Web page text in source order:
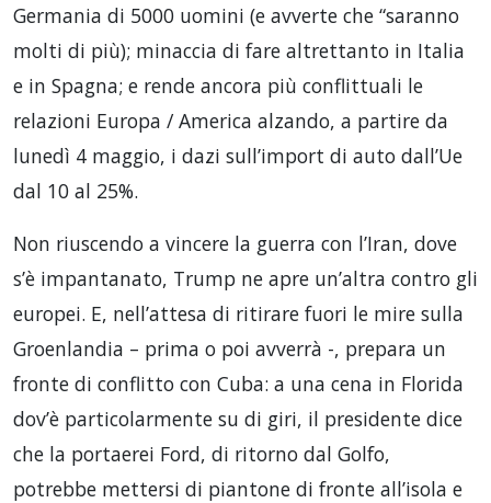
Germania di 5000 uomini (e avverte che “saranno
molti di più); minaccia di fare altrettanto in Italia
e in Spagna; e rende ancora più conflittuali le
relazioni Europa / America alzando, a partire da
lunedì 4 maggio, i dazi sull’import di auto dall’Ue
dal 10 al 25%.
Non riuscendo a vincere la guerra con l’Iran, dove
s’è impantanato, Trump ne apre un’altra contro gli
europei. E, nell’attesa di ritirare fuori le mire sulla
Groenlandia – prima o poi avverrà -, prepara un
fronte di conflitto con Cuba: a una cena in Florida
dov’è particolarmente su di giri, il presidente dice
che la portaerei Ford, di ritorno dal Golfo,
potrebbe mettersi di piantone di fronte all’isola e